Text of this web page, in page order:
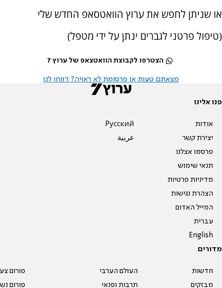
או שניתן לחפש את ערוץ הוואטסאפ החדש שלי
(טיפול פרטני לגברים ינתן על ידי מטפל)
הצטרפו לקבוצת הוואטצאפ של ערוץ 7
מצאתם טעות או פרסומת לא ראויה? דווחו לנו
פנו אלינו
אודות
יצירת קשר
פרסמו אצלנו
תנאי שימוש
מדיניות פרטיות
הצהרת נגישות
המייל האדום
עברית
English
Pусский
عربية
מדורים
חדשות
מבזקים
העולם הערבי
תרבות ופנאי
פורום
פורום